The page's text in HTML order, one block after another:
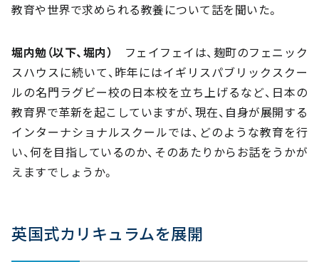
教育や世界で求められる教養について話を聞いた。
堀内勉（以下、堀内） フェイフェイは、麹町のフェニック
スハウスに続いて、昨年にはイギリスパブリックスクー
ルの名門ラグビー校の日本校を立ち上げるなど、日本の
教育界で革新を起こしていますが、現在、自身が展開する
インターナショナルスクールでは、どのような教育を行
い、何を目指しているのか、そのあたりからお話をうかが
えますでしょうか。
英国式カリキュラムを展開